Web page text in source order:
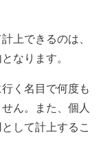
上できるのは、
なります。
く名目で何度も
ん。また、個人
して計上するこ